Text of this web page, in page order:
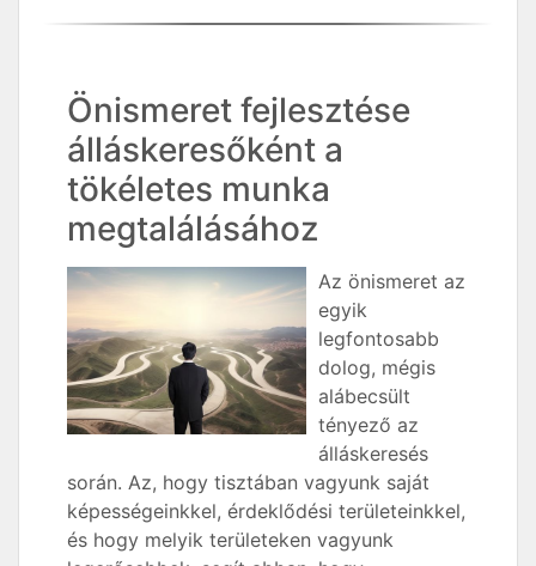
Önismeret fejlesztése
álláskeresőként a
tökéletes munka
megtalálásához
Az önismeret az
egyik
legfontosabb
dolog, mégis
alábecsült
tényező az
álláskeresés
során. Az, hogy tisztában vagyunk saját
képességeinkkel, érdeklődési területeinkkel,
és hogy melyik területeken vagyunk